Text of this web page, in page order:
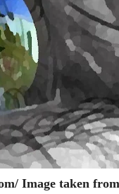
Image taken